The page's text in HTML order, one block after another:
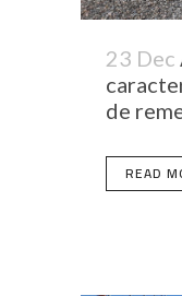
23 Dec
de
READ